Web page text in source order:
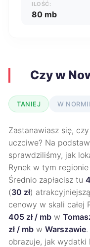
ILOŚĆ:
80 mb
Czy w
TANIEJ W
Zastanawiasz się,
uczciwe? Na
sprawdziliśmy, jak
Rynek w tym
Średnio zapłacisz tu
(30 zł)
cenowy w skali całej
405 zł / mb w
zł / mb w Warszawie
obrazuje, jak wydatki